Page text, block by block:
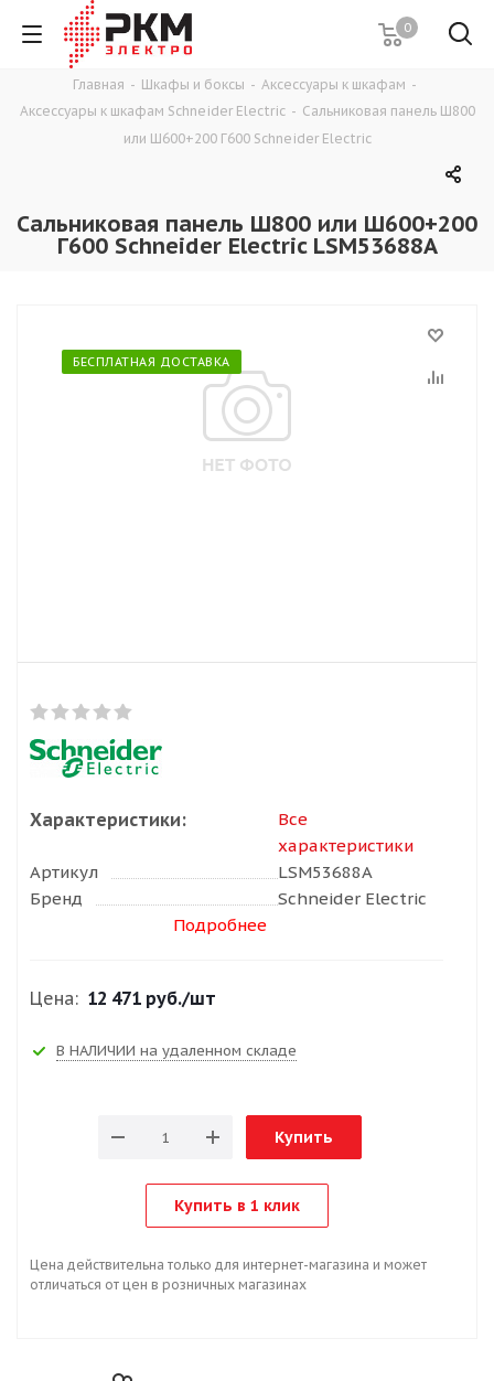
0
Главная - Шкафы и боксы - Аксессуары к шкафам -
Аксессуары к шкафам Schneider Electric - Сальниковая панель Ш800
или Ш600+200 Г600 Schneider Electric
Сальниковая панель Ш800 или Ш600+200
Г600 Schneider Electric LSM53688A
БЕСПЛАТНАЯ ДОСТАВКА
Характеристики:
Все
характеристики
Артикул
LSM53688A
Бренд
Schneider Electric
Подробнее
Цена: 12 471 руб./шт
В НАЛИЧИИ на удаленном складе
Купить
Купить в 1 клик
Цена действительна только для интернет-магазина и может
отличаться от цен в розничных магазинах